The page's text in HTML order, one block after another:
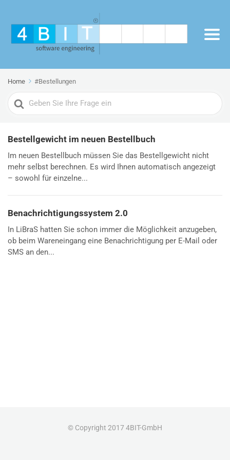
Home #Bestellungen
Search
For
Bestellgewicht im neuen Bestellbuch
Im neuen Bestellbuch müssen Sie das Bestellgewicht nicht
mehr selbst berechnen. Es wird Ihnen automatisch angezeigt
– sowohl für einzelne...
Benachrichtigungssystem 2.0
In LiBraS hatten Sie schon immer die Möglichkeit anzugeben,
ob beim Wareneingang eine Benachrichtigung per E-Mail oder
SMS an den...
© Copyright 2017 4BIT-GmbH